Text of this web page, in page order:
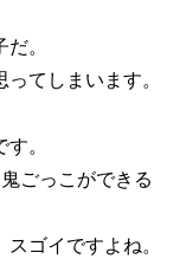
。
てしまいます。
。
ごっこができる
ゴイですよね。